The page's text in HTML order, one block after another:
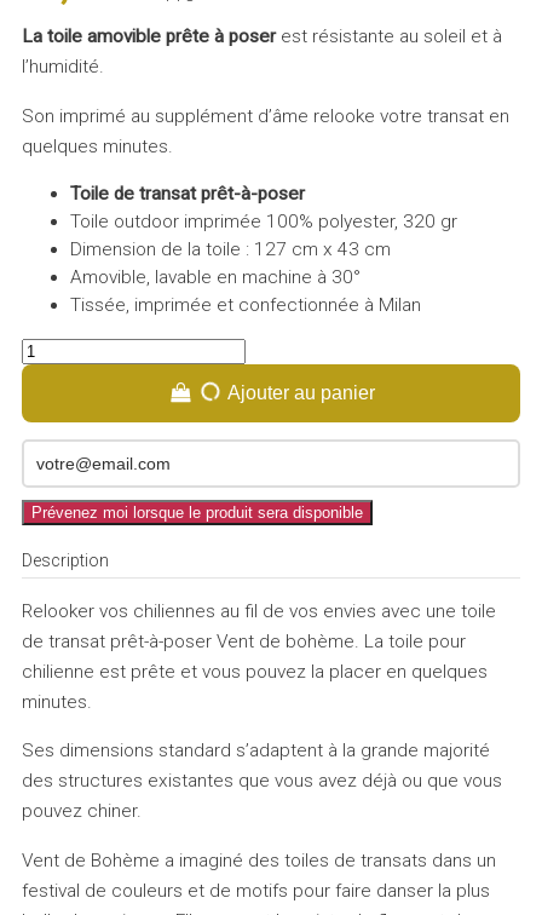
La toile amovible prête à poserest résistante au soleil et à
l’humidité.
Son imprimé au supplément d’âme relooke votre transat en
quelques minutes.
Toile de transat prêt-à-poser
Toile outdoor imprimée 100% polyester, 320 gr
Dimension de la toile : 127 cm x 43 cm
Amovible, lavable en machine à 30°
Tissée, imprimée et confectionnée à Milan
Ajouter au panier
Prévenez moi lorsque le produit sera disponible
Description
Relooker vos chiliennes au fil de vos envies avec une toile
de transat prêt-à-poser Vent de bohème. La toile pour
chilienne est prête et vous pouvez la placer en quelques
minutes.
Ses dimensions standard s’adaptent à la grande majorité
des structures existantes que vous avez déjà ou que vous
pouvez chiner.
Vent de Bohème a imaginé des toiles de transats dans un
festival de couleurs et de motifs pour faire danser la plus